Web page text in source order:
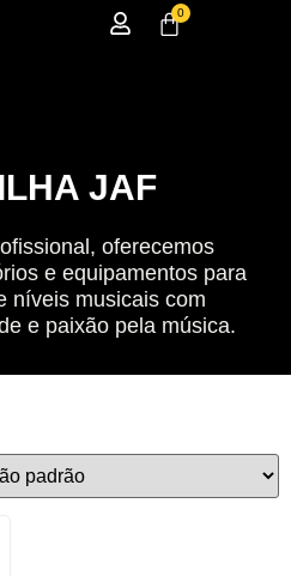
0
JAF
oferecemos
e equipamentos para
níveis musicais com
e paixão pela música.